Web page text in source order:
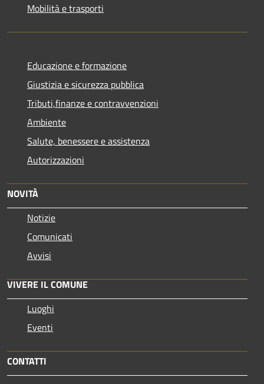
Mobilità e trasporti
Educazione e formazione
Giustizia e sicurezza pubblica
Tributi,finanze e contravvenzioni
Ambiente
Salute, benessere e assistenza
Autorizzazioni
NOVITÀ
Notizie
Comunicati
Avvisi
VIVERE IL COMUNE
Luoghi
Eventi
CONTATTI